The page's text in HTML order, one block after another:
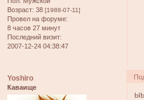
Возраст: 38 [1988-07-11]
Провел на форуме:
8 часов 27 минут
Последний визит:
2007-12-24 04:38:47
Yoshiro
Каваище